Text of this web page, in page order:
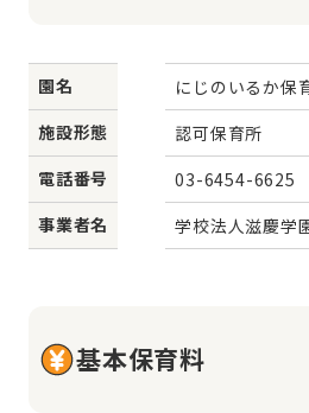
園名
にじのいるか保
施設形態
認可保育所
電話番号
03-6454-6625
事業者名
学校法人滋慶学
基本保育料